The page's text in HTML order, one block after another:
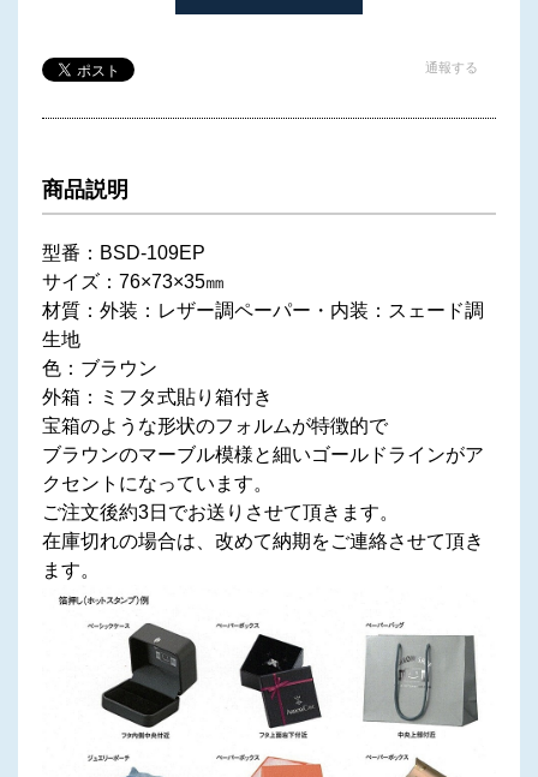
通報する
商品説明
型番：BSD-109EP
サイズ：76×73×35㎜
材質：外装：レザー調ペーパー・内装：スェード調
生地
色：ブラウン
外箱：ミフタ式貼り箱付き
宝箱のような形状のフォルムが特徴的で
ブラウンのマーブル模様と細いゴールドラインがア
クセントになっています。
ご注文後約3日でお送りさせて頂きます。
在庫切れの場合は、改めて納期をご連絡させて頂き
ます。